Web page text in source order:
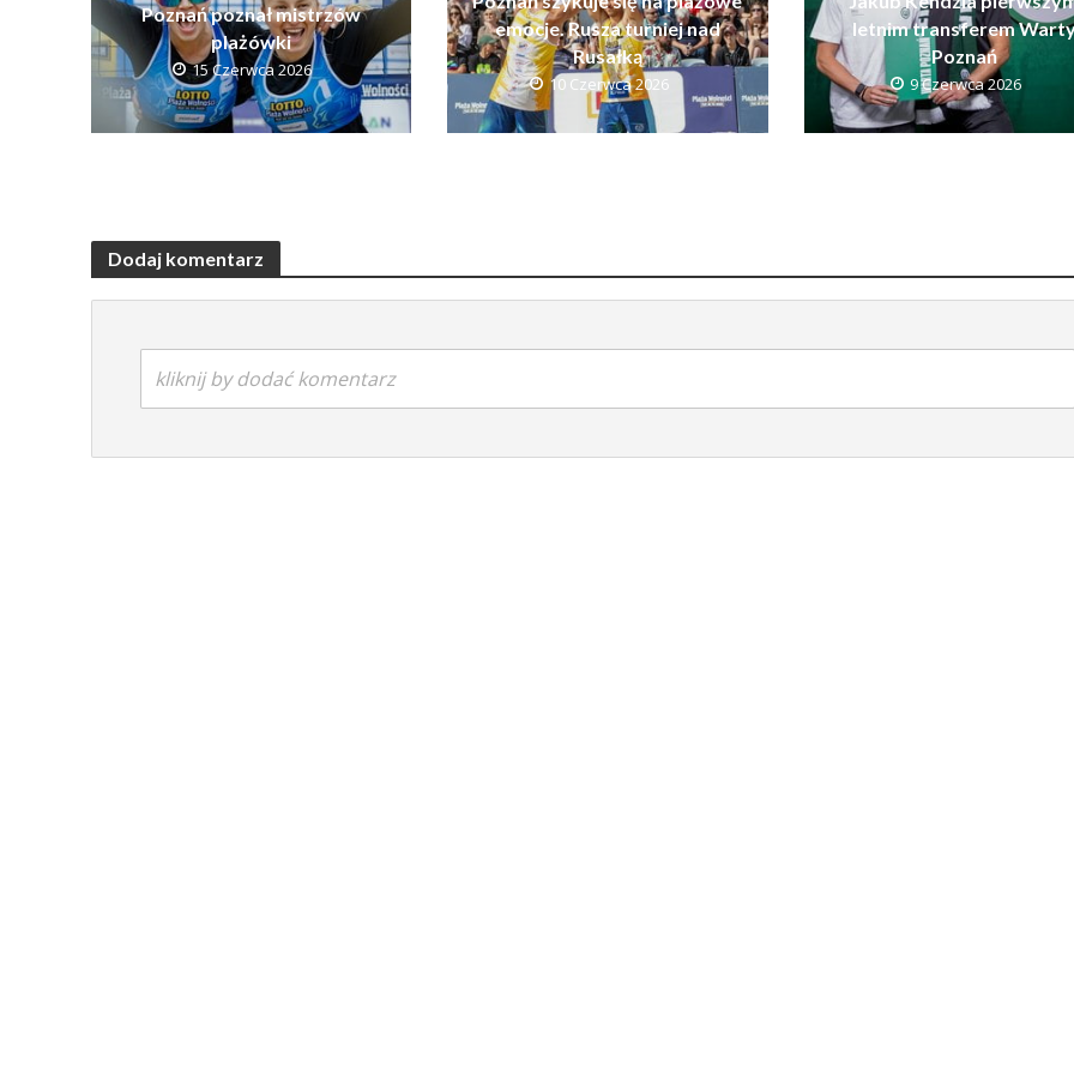
Poznań poznał mistrzów
plażówki
15 Czerwca 2026
emocje. Rusza turniej nad
Rusałką
10 Czerwca 2026
letnim transferem
Poznań
9 Czerwca 2026
Dodaj komentarz
kliknij by dodać komentarz